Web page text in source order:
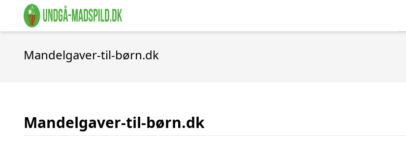
Mandelgaver-til-børn.dk
Mandelgaver-til-børn.dk